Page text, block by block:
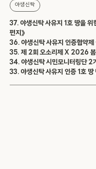
야생신탁
37. 야생신탁 사유지 1호 땅을 위
편지》
36. 야생신탁 사유지 인증협약제
35. 제 2회 오소리제 X 2026 봄
34. 야생신탁 시민모니터링단 2
33. 야생신탁 사유지 인증 1호 땅